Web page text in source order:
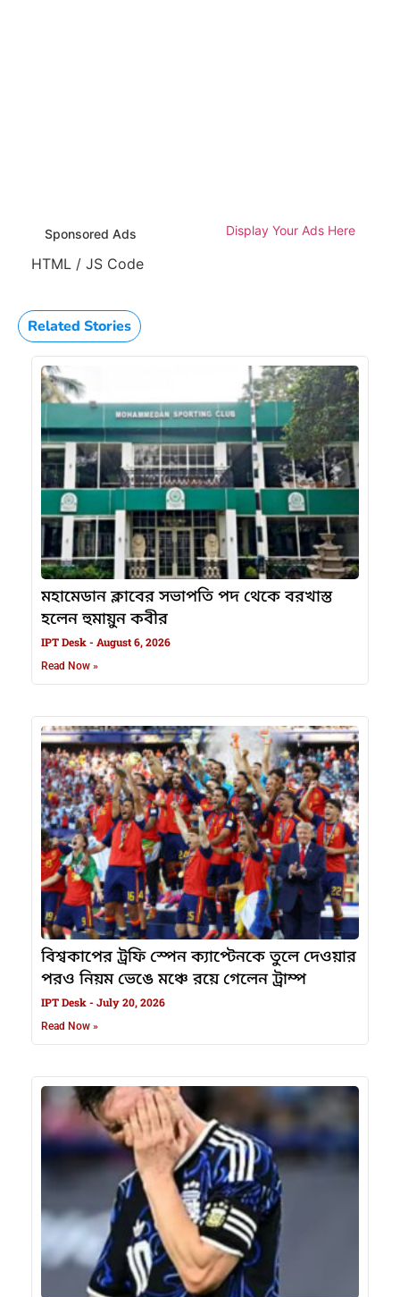
Sponsored Ads Display Your Ads Here
HTML / JS Code
Related Stories
মহামেডান ক্লাবের সভাপতি পদ থেকে বরখাস্ত
হলেন হুমায়ুন কবীর
IPT Desk August 6, 2026
Read Now »
বিশ্বকাপের ট্রফি স্পেন ক্যাপ্টেনকে তুলে দেওয়ার
পরও নিয়ম ভেঙে মঞ্চে রয়ে গেলেন ট্রাম্প
IPT Desk July 20, 2026
Read Now »